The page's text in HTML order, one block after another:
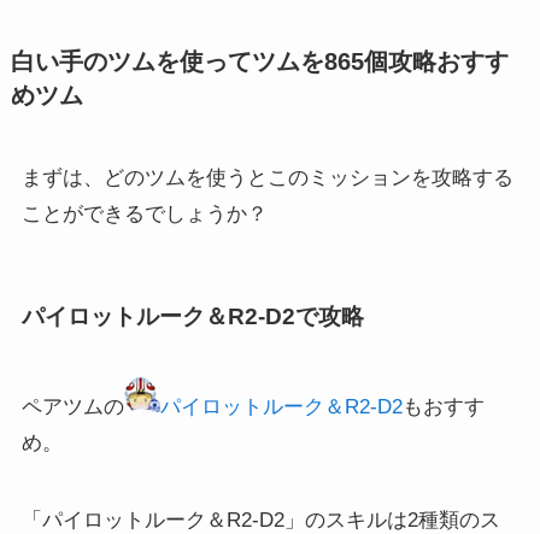
白い手のツムを使ってツムを865個攻略おすす
めツム
まずは、どのツムを使うとこのミッションを攻略する
ことができるでしょうか？
パイロットルーク＆R2-D2で攻略
ペアツムの パイロットルーク＆R2-D2もおすす
め。
「 パイロットルーク＆R2-D2」のスキルは2種類のス